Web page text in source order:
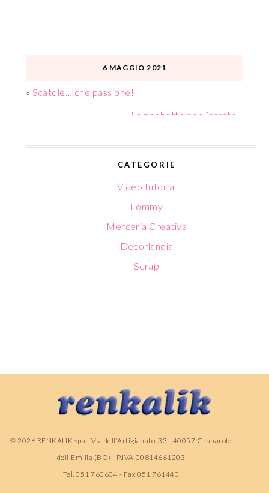
6 MAGGIO 2021
« Scatole….che passione!
La pochette per l’estate »
CATEGORIE
Video tutorial
Fommy
Merceria Creativa
Decorlandia
Scrap
© 2026 RENKALIK spa - Via dell'Artigianato, 33 - 40057 Granarolo
dell'Emilia (BO) - P.IVA:00814661203
Tel. 051 760604 - Fax 051 761440